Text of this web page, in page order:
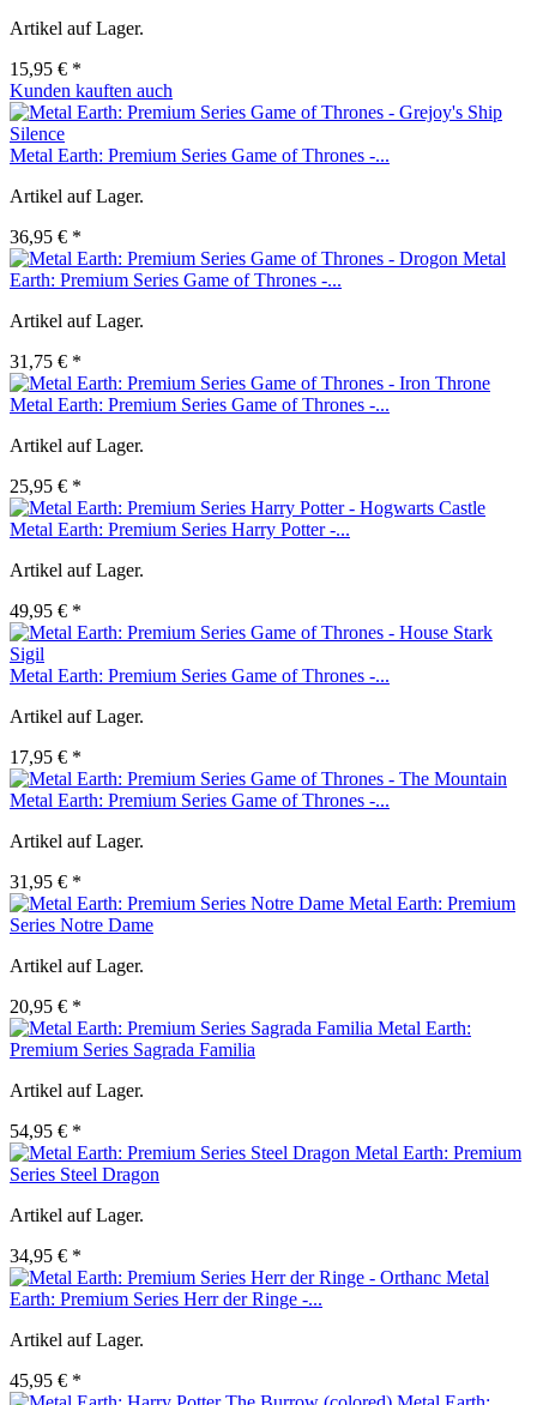
Artikel auf Lager.
15,95 € *
Kunden kauften auch
Metal Earth: Premium Series Game of Thrones -...
Artikel auf Lager.
36,95 € *
Metal
Earth: Premium Series Game of Thrones -...
Artikel auf Lager.
31,75 € *
Metal Earth: Premium Series Game of Thrones -...
Artikel auf Lager.
25,95 € *
Metal Earth: Premium Series Harry Potter -...
Artikel auf Lager.
49,95 € *
Metal Earth: Premium Series Game of Thrones -...
Artikel auf Lager.
17,95 € *
Metal Earth: Premium Series Game of Thrones -...
Artikel auf Lager.
31,95 € *
Metal Earth: Premium
Series Notre Dame
Artikel auf Lager.
20,95 € *
Metal Earth:
Premium Series Sagrada Familia
Artikel auf Lager.
54,95 € *
Metal Earth: Premium
Series Steel Dragon
Artikel auf Lager.
34,95 € *
Metal
Earth: Premium Series Herr der Ringe -...
Artikel auf Lager.
45,95 € *